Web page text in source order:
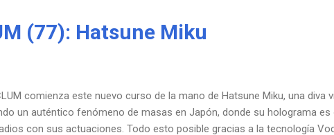
(77): Hatsune Miku
comienza este nuevo curso de la mano de Hatsune Miku, una diva
un auténtico fenómeno de masas en Japón, donde su holograma es
con sus actuaciones. Todo esto posible gracias a la tecnología